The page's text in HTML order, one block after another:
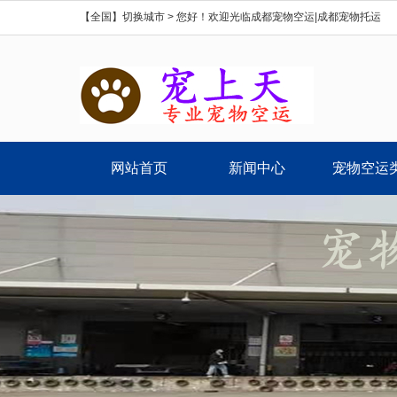
【全国】切换城市 > 您好！欢迎光临成都宠物空运|成都宠物托运
网站首页 新闻中心 宠物空运